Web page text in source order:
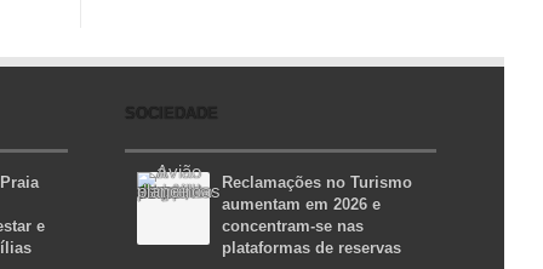
e
SOCIEDADE
Reclamações no Turismo
aumentam em 2026 e
concentram-se nas
plataformas de reservas